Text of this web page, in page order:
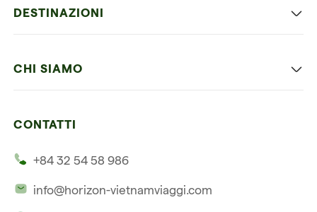
Vietnam e Cambogia
DESTINAZIONI
CHI SIAMO
CONTATTI
+84 32 54 58 986
info@horizon-vietnamviaggi.com